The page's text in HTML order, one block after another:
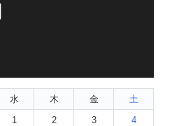
水 木 金
土
1 2 3
4